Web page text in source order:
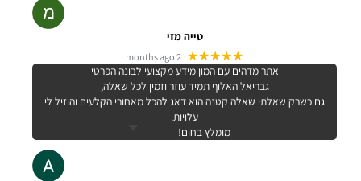
טייה מזי
★★★★★
2 months ago
אתר מדהים עם המון מידע מקצועי לבונה הפרטי
גבריאל האלוף תמיד עוזר וזמין לכל שאלה,
גם כשרק שאלתי שאלה קטנה הוא דאג להכל מאחורי הקלעים והוזיל לי
עלויות.
מומלץ בחום!